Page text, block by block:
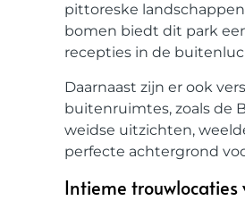
pittoreske
bomen biedt dit park
recepties in de
Daarnaast zijn er ook
buitenruimtes, zoals de
weidse uitzichten,
perfecte achtergrond
Intieme